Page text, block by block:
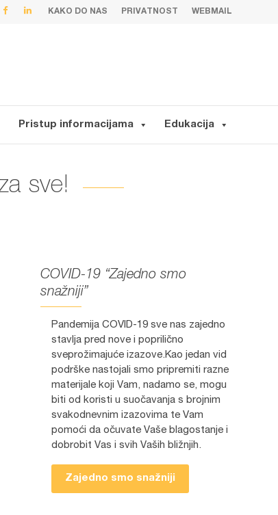
KAKO DO NAS PRIVATNOST WEBMAIL
Pristup informacijama Edukacija
sve!
COVID-19 “Zajedno smo
snažniji”
Pandemija COVID-19 sve nas zajedno
stavlja pred nove i poprilično
sveprožimajuće izazove.Kao jedan vid
podrške nastojali smo pripremiti razne
materijale koji Vam, nadamo se, mogu
biti od koristi u suočavanja s brojnim
svakodnevnim izazovima te Vam
pomoći da očuvate Vaše blagostanje i
dobrobit Vas i svih Vaših bližnjih.
Zajedno smo snažniji